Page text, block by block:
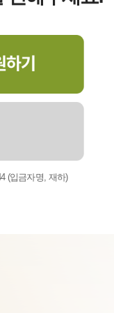
(입금자명, 재하)